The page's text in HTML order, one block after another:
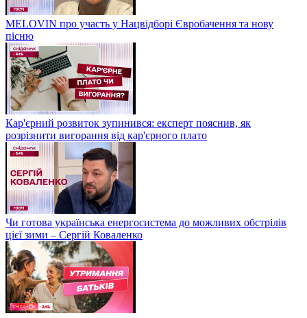
MELOVIN про участь у Нацвідборі Євробачення та нову
пісню
Кар'єрний розвиток зупинився: експерт пояснив, як
розрізнити вигорання від кар'єрного плато
Чи готова українська енергосистема до можливих обстрілів
цієї зими – Сергій Коваленко